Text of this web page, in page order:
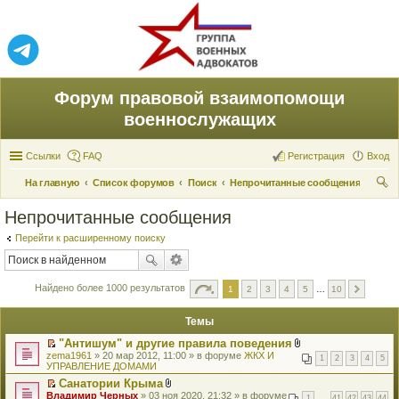
Форум правовой взаимопомощи
военнослужащих
Ссылки FAQ Вход
Регистрация
На главную Список форумов Поиск
Непрочитанные сообщения
Непрочитанные сообщения
Перейти к расширенному поиску
Найдено более 1000 результатов 1 2 3 4 5 10
Темы
П
е
р
е
й
"Антишум" и другие правила поведения
В
л
о
е
1 2 3 4 5
zema1961 » 20 мар 2012, 11:00 » в форуме ЖКХ И
УПРАВЛЕНИЕ ДОМАМИ
П
Санатории Крыма
В
Владимир Черных » 03 ноя 2020, 21:32 » в форуме